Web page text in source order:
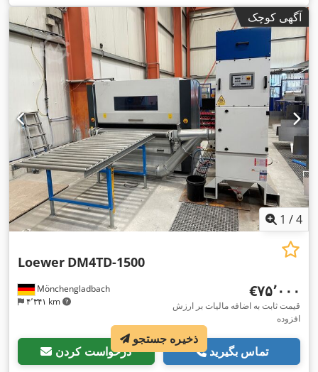
آگهی کوچک
1 /4
Mönchengladbach
۴٬۳۴۱ km
Loewer DM4TD-1500
‎€۷۵٬۰۰۰
قیمت ثابت به اضافه مالیات بر ارزش
افزوده
درخواست کردن تماس بگیرید
ذخیره جستجو